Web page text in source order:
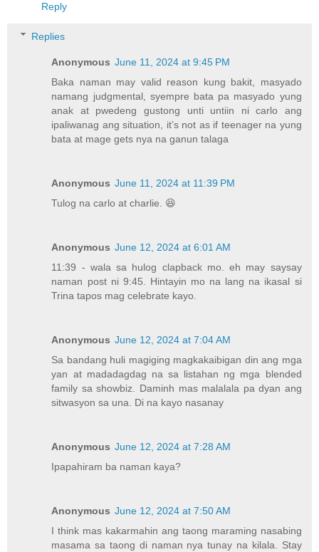
Reply
Replies
Anonymous June 11, 2024 at 9:45 PM
Baka naman may valid reason kung bakit, masyado
namang judgmental, syempre bata pa masyado yung
anak at pwedeng gustong unti untiin ni carlo ang
ipaliwanag ang situation, it’s not as if teenager na yung
bata at mage gets nya na ganun talaga
Anonymous June 11, 2024 at 11:39 PM
Tulog na carlo at charlie. 😆
Anonymous June 12, 2024 at 6:01 AM
11:39 - wala sa hulog clapback mo. eh may saysay
naman post ni 9:45. Hintayin mo na lang na ikasal si
Trina tapos mag celebrate kayo.
Anonymous June 12, 2024 at 7:04 AM
Sa bandang huli magiging magkakaibigan din ang mga
yan at madadagdag na sa listahan ng mga blended
family sa showbiz. Daminh mas malalala pa dyan ang
sitwasyon sa una. Di na kayo nasanay
Anonymous June 12, 2024 at 7:28 AM
Ipapahiram ba naman kaya?
Anonymous June 12, 2024 at 7:50 AM
I think mas kakarmahin ang taong maraming nasabing
masama sa taong di naman nya tunay na kilala. Stay